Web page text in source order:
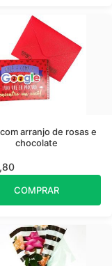
arranjo de rosas e
chocolate
COMPRAR